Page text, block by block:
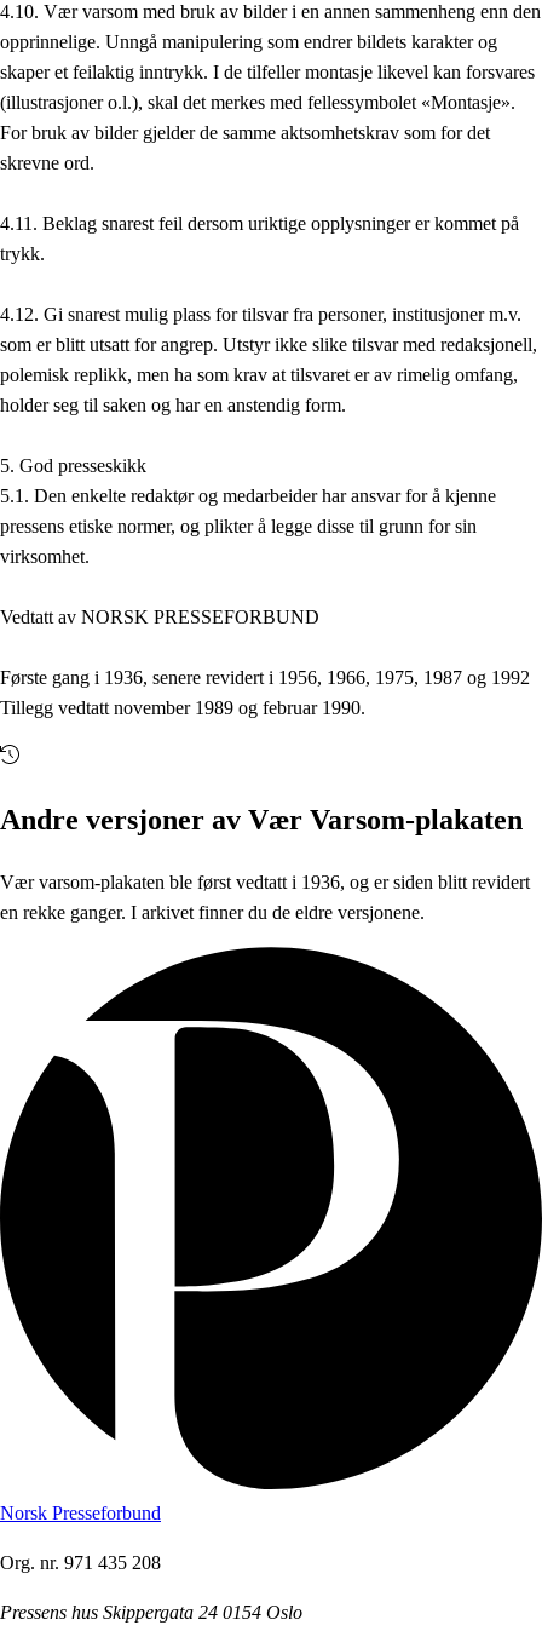
4.10. Vær varsom med bruk av bilder i en annen sammenheng enn den
opprinnelige. Unngå manipulering som endrer bildets karakter og
skaper et feilaktig inntrykk. I de tilfeller montasje likevel kan forsvares
(illustrasjoner o.l.), skal det merkes med fellessymbolet «Montasje».
For bruk av bilder gjelder de samme aktsomhetskrav som for det
skrevne ord.
4.11. Beklag snarest feil dersom uriktige opplysninger er kommet på
trykk.
4.12. Gi snarest mulig plass for tilsvar fra personer, institusjoner m.v.
som er blitt utsatt for angrep. Utstyr ikke slike tilsvar med redaksjonell,
polemisk replikk, men ha som krav at tilsvaret er av rimelig omfang,
holder seg til saken og har en anstendig form.
5. God presseskikk
5.1. Den enkelte redaktør og medarbeider har ansvar for å kjenne
pressens etiske normer, og plikter å legge disse til grunn for sin
virksomhet.
Vedtatt av NORSK PRESSEFORBUND
Første gang i 1936, senere revidert i 1956, 1966, 1975, 1987 og 1992
Tillegg vedtatt november 1989 og februar 1990.
Andre versjoner av Vær Varsom-plakaten
Vær varsom-plakaten ble først vedtatt i 1936, og er siden blitt revidert
en rekke ganger. I arkivet finner du de eldre versjonene.
Norsk Presseforbund
Org. nr. 971 435 208
Pressens hus Skippergata 24 0154 Oslo